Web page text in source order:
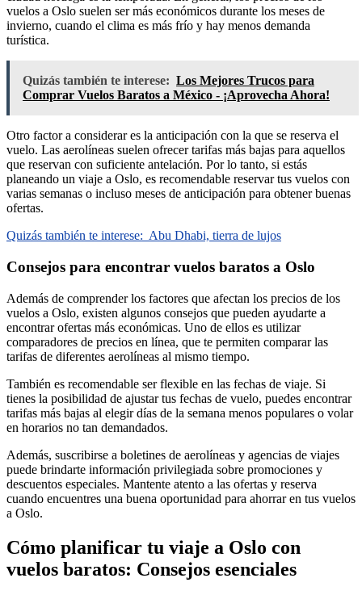
vuelos a Oslo suelen ser más económicos durante los meses de
invierno, cuando el clima es más frío y hay menos demanda
turística.
Quizás también te interese: Los Mejores Trucos para
Comprar Vuelos Baratos a México - ¡Aprovecha Ahora!
Otro factor a considerar es la anticipación con la que se reserva el
vuelo. Las aerolíneas suelen ofrecer tarifas más bajas para aquellos
que reservan con suficiente antelación. Por lo tanto, si estás
planeando un viaje a Oslo, es recomendable reservar tus vuelos con
varias semanas o incluso meses de anticipación para obtener buenas
ofertas.
Quizás también te interese: Abu Dhabi, tierra de lujos
Consejos para encontrar vuelos baratos a Oslo
Además de comprender los factores que afectan los precios de los
vuelos a Oslo, existen algunos consejos que pueden ayudarte a
encontrar ofertas más económicas. Uno de ellos es utilizar
comparadores de precios en línea, que te permiten comparar las
tarifas de diferentes aerolíneas al mismo tiempo.
También es recomendable ser flexible en las fechas de viaje. Si
tienes la posibilidad de ajustar tus fechas de vuelo, puedes encontrar
tarifas más bajas al elegir días de la semana menos populares o volar
en horarios no tan demandados.
Además, suscribirse a boletines de aerolíneas y agencias de viajes
puede brindarte información privilegiada sobre promociones y
descuentos especiales. Mantente atento a las ofertas y reserva
cuando encuentres una buena oportunidad para ahorrar en tus vuelos
a Oslo.
Cómo planificar tu viaje a Oslo con
vuelos baratos: Consejos esenciales